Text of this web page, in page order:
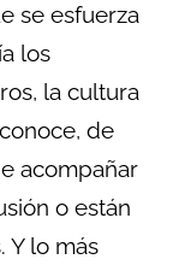
se esfuerza
los
la cultura
de
acompañar
o están
Y lo más